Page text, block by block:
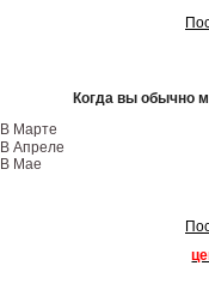
Когда вы обычно
В Марте
В Апреле
В Мае